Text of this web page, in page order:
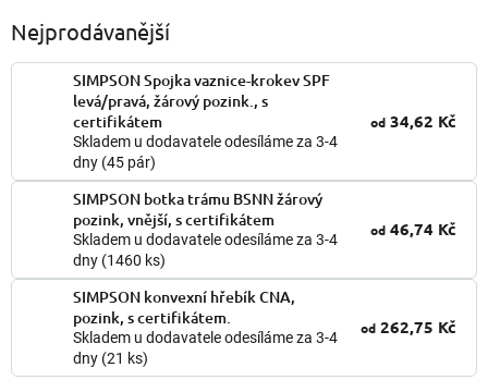
Nejprodávanější
SIMPSON Spojka vaznice-krokev SPF
levá/pravá, žárový pozink., s
certifikátem
Skladem u dodavatele odesíláme za 3-4
dny (45 pár)
od 34,62 Kč
SIMPSON botka trámu BSNN žárový
pozink, vnější, s certifikátem
Skladem u dodavatele odesíláme za 3-4
dny (1460 ks)
od 46,74 Kč
SIMPSON konvexní hřebík CNA,
pozink, s certifikátem.
Skladem u dodavatele odesíláme za 3-4
dny (21 ks)
od 262,75 Kč